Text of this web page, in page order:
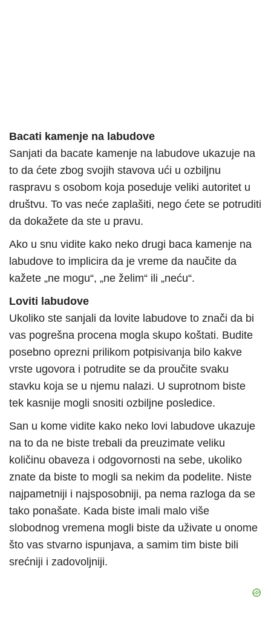
Bacati kamenje na labudove
Sanjati da bacate kamenje na labudove ukazuje na
to da ćete zbog svojih stavova ući u ozbiljnu
raspravu s osobom koja poseduje veliki autoritet u
društvu. To vas neće zaplašiti, nego ćete se potruditi
da dokažete da ste u pravu.
Ako u snu vidite kako neko drugi baca kamenje na
labudove to implicira da je vreme da naučite da
kažete „ne mogu“, „ne želim“ ili „neću“.
Loviti labudove
Ukoliko ste sanjali da lovite labudove to znači da bi
vas pogrešna procena mogla skupo koštati. Budite
posebno oprezni prilikom potpisivanja bilo kakve
vrste ugovora i potrudite se da proučite svaku
stavku koja se u njemu nalazi. U suprotnom biste
tek kasnije mogli snositi ozbiljne posledice.
San u kome vidite kako neko lovi labudove ukazuje
na to da ne biste trebali da preuzimate veliku
količinu obaveza i odgovornosti na sebe, ukoliko
znate da biste to mogli sa nekim da podelite. Niste
najpametniji i najsposobniji, pa nema razloga da se
tako ponašate. Kada biste imali malo više
slobodnog vremena mogli biste da uživate u onome
što vas stvarno ispunjava, a samim tim biste bili
srećniji i zadovoljniji.